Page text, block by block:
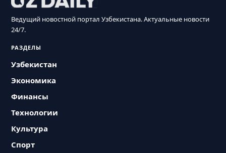
Ведущий новостной портал Узбекистана. Актуальные новости
24/7.
РАЗДЕЛЫ
Узбекистан
Экономика
Финансы
Технологии
Культура
Спорт